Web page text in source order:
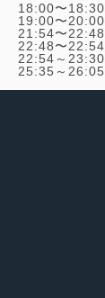
18:00〜18:30
19:00〜20:00
21:54〜22:48
22:48〜22:54
22:54～23:30
25:35～26:05